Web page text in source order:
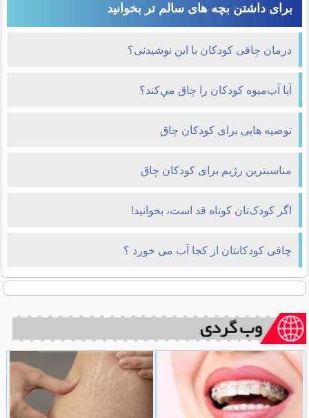
برای داشتن بچه های سالم تر بخوانید
درمان چاقی كودكان با این نوشیدنی؟
آيا آب‌ميوه کودکان را چاق مي‌کند؟
توصیه هایی برای کودکان چاق
مناسبترین رژیم برای کودکان چاق
اگر کودک‌تان کوتاه قد است، بخوانید!
چاقی کودکانتان از کجا آب می خورد ؟